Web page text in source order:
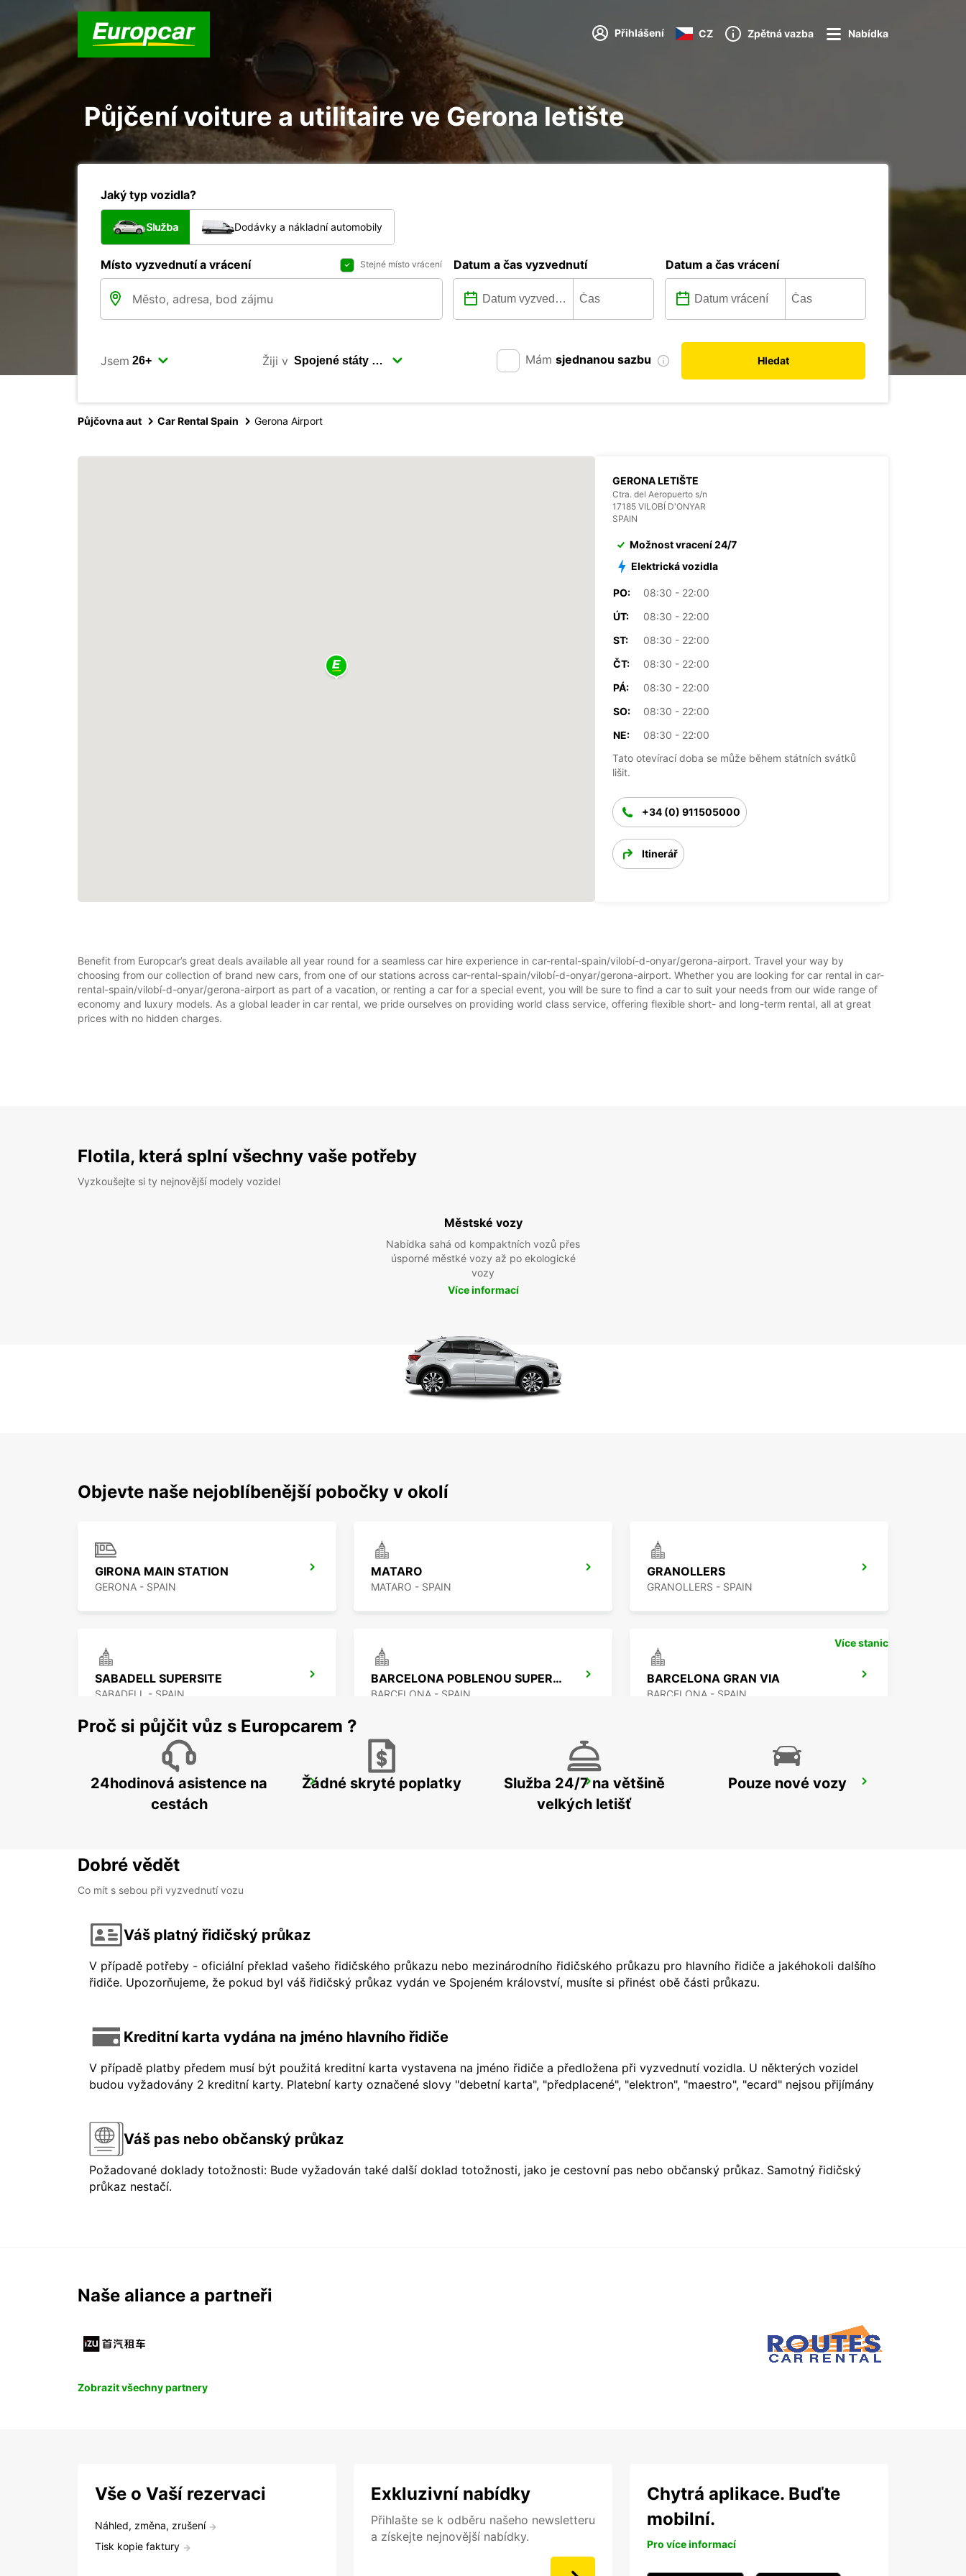
Přihlášení CZ Zpětná vazba Nabídka
Půjčení voiture a utilitaire ve Gerona letište
Jaký typ vozidla?
Služba Dodávky a nákladní automobily
Místo vyzvednutí a vrácení Stejné místo vrácení Datum a čas vyzvednutí Datum a čas vrácení
Jsem Žiji v Mám sjednanou sazbu Hledat
Půjčovna aut Car Rental Spain Gerona Airport
GERONA LETIŠTE
Ctra. del Aeropuerto s/n
17185 VILOBÍ D'ONYAR
SPAIN
Možnost vracení 24/7
Elektrická vozidla
PO:
08:30 - 22:00
ÚT:
08:30 - 22:00
ST:
08:30 - 22:00
ČT:
08:30 - 22:00
PÁ:
08:30 - 22:00
SO:
08:30 - 22:00
NE:
08:30 - 22:00
Tato otevírací doba se může během státních svátků
lišit.
+34 (0) 911505000
Itinerář
Benefit from Europcar’s great deals available all year round for a seamless car hire experience in car-rental-spain/vilobí-d-onyar/gerona-airport. Travel your way by
choosing from our collection of brand new cars, from one of our stations across car-rental-spain/vilobí-d-onyar/gerona-airport. Whether you are looking for car rental in car-
rental-spain/vilobí-d-onyar/gerona-airport as part of a vacation, or renting a car for a special event, you will be sure to find a car to suit your needs from our wide range of
economy and luxury models. As a global leader in car rental, we pride ourselves on providing world class service, offering flexible short- and long-term rental, all at great
prices with no hidden charges.
Flotila, která splní všechny vaše potřeby
Vyzkoušejte si ty nejnovější modely vozidel
Městské vozy
Nabídka sahá od kompaktních vozů přes
úsporné městké vozy až po ekologické
vozy
Více informací
Objevte naše nejoblíbenější pobočky v okolí
GIRONA MAIN STATION
GERONA - SPAIN
MATARO
MATARO - SPAIN
GRANOLLERS
GRANOLLERS - SPAIN
SABADELL SUPERSITE
SABADELL - SPAIN
BARCELONA POBLENOU SUPERSITE
BARCELONA - SPAIN
BARCELONA GRAN VIA
BARCELONA - SPAIN
BARCELONA - SPAIN
BARCELONA LETIŠTĚ T2 PERPIGNAN ST CHARLES OPEN 2 12 25
Více stanic
Proč si půjčit vůz s Europcarem ?
24hodinová asistence na
cestách
Žádné skryté poplatky
Služba 24/7 na většině
velkých letišť
Pouze nové vozy
Dobré vědět
Co mít s sebou při vyzvednutí vozu
Váš platný řidičský průkaz
V případě potřeby - oficiální překlad vašeho řidičského průkazu nebo mezinárodního řidičského průkazu pro hlavního řidiče a jakéhokoli dalšího
řidiče. Upozorňujeme, že pokud byl váš řidičský průkaz vydán ve Spojeném království, musíte si přinést obě části průkazu.
Kreditní karta vydána na jméno hlavního řidiče
V případě platby předem musí být použitá kreditní karta vystavena na jméno řidiče a předložena při vyzvednutí vozidla. U některých vozidel
budou vyžadovány 2 kreditní karty. Platební karty označené slovy "debetní karta", "předplacené", "elektron", "maestro", "ecard" nejsou přijímány
Váš pas nebo občanský průkaz
Požadované doklady totožnosti: Bude vyžadován také další doklad totožnosti, jako je cestovní pas nebo občanský průkaz. Samotný řidičský
průkaz nestačí.
Naše aliance a partneři
Zobrazit všechny partnery
Vše o Vaší rezervaci
Náhled, změna, zrušení
Tisk kopie faktury
Exkluzivní nabídky
Přihlašte se k odběru našeho newsletteru
a získejte nejnovější nabídky.
Chytrá aplikace. Buďte
mobilní.
Pro více informací